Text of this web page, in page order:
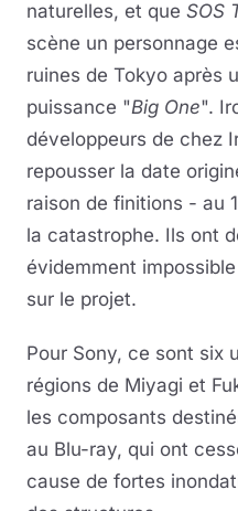
naturelles, et que SOS
scène un personnage
ruines de Tokyo après
puissance "Big One".
développeurs de chez
repousser la date
raison de finitions - au
la catastrophe. Ils ont
évidemment
sur le projet.
Pour Sony, ce sont six
régions de Miyagi et
les composants
au Blu-ray, qui ont
cause de fortes